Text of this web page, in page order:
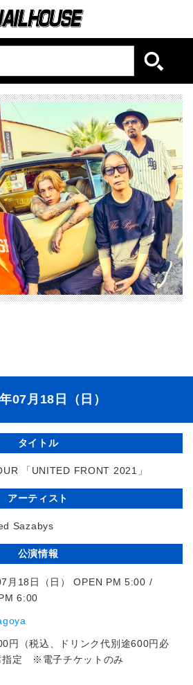
07月18日（日）
タイトル
「UNITED FRONT 2021」
アーティスト
Sazabys
公演情報
月18日（日） OPEN PM 5:00 /
6:00
円（税込、ドリンク代別途600円必
指定 ※電子チケットのみ